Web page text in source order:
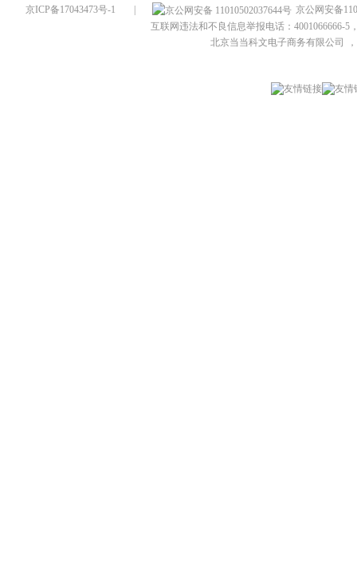
京ICP备17043473号-1
京公网安备
互联网违法和不良信息举报电话：4001066666-5
北京当当科文电子商务有限公司